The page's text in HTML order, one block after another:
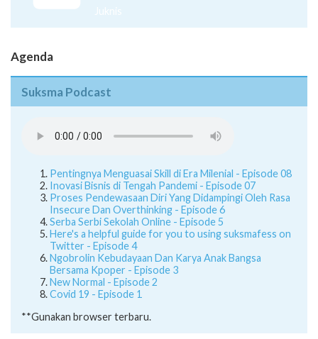
Juknis
Agenda
Suksma Podcast
Pentingnya Menguasai Skill di Era Milenial - Episode 08
Inovasi Bisnis di Tengah Pandemi - Episode 07
Proses Pendewasaan Diri Yang Didampingi Oleh Rasa
Insecure Dan Overthinking - Episode 6
Serba Serbi Sekolah Online - Episode 5
Here's a helpful guide for you to using suksmafess on
Twitter - Episode 4
Ngobrolin Kebudayaan Dan Karya Anak Bangsa
Bersama Kpoper - Episode 3
New Normal - Episode 2
Covid 19 - Episode 1
**Gunakan browser terbaru.